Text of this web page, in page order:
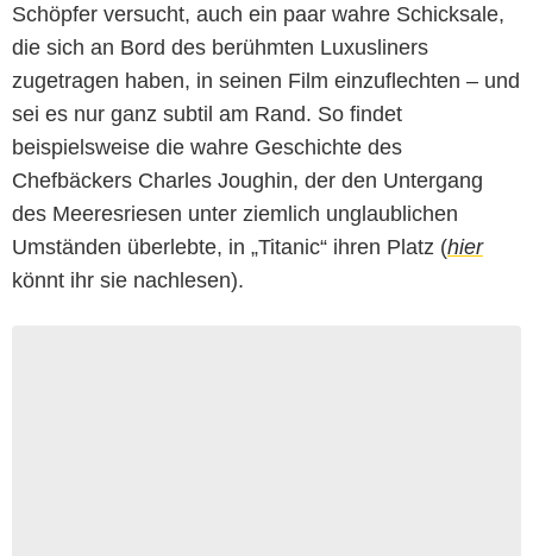
Schöpfer versucht, auch ein paar wahre Schicksale,
die sich an Bord des berühmten Luxusliners
zugetragen haben, in seinen Film einzuflechten – und
sei es nur ganz subtil am Rand. So findet
beispielsweise die wahre Geschichte des
Chefbäckers Charles Joughin, der den Untergang
des Meeresriesen unter ziemlich unglaublichen
Umständen überlebte, in „Titanic“ ihren Platz (hier
könnt ihr sie nachlesen).